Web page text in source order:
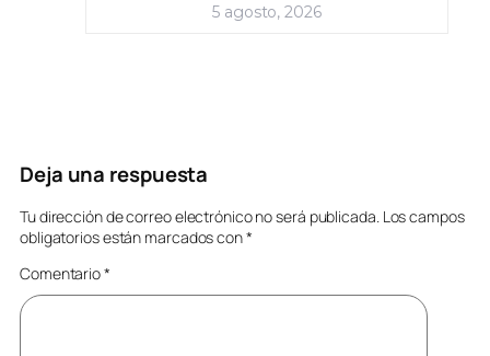
5 agosto, 2026
Deja una respuesta
Tu dirección de correo electrónico no será publicada. Los campos
obligatorios están marcados con*
Comentario*